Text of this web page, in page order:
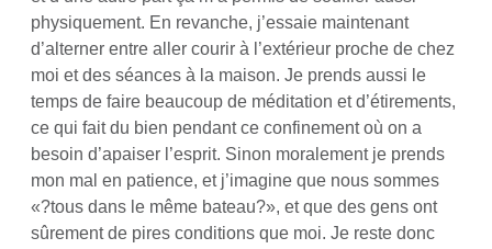
physiquement. En revanche, j’essaie maintenant
d’alterner entre aller courir à l’extérieur proche de chez
moi et des séances à la maison. Je prends aussi le
temps de faire beaucoup de méditation et d’étirements,
ce qui fait du bien pendant ce confinement où on a
besoin d’apaiser l’esprit. Sinon moralement je prends
mon mal en patience, et j’imagine que nous sommes
«?tous dans le même bateau?», et que des gens ont
sûrement de pires conditions que moi. Je reste donc